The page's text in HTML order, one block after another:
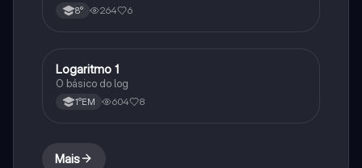
8° 264 6
Matematica
Logaritmo 1
O básico do log
1°EM 604 8
Mais